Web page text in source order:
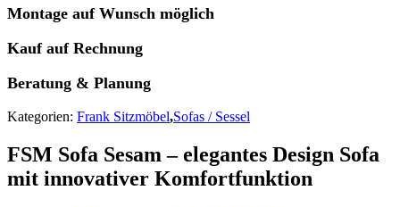
Montage auf Wunsch möglich
Kauf auf Rechnung
Beratung & Planung
Kategorien: Frank Sitzmöbel,Sofas / Sessel
FSM Sofa Sesam – elegantes Design Sofa
mit innovativer Komfortfunktion